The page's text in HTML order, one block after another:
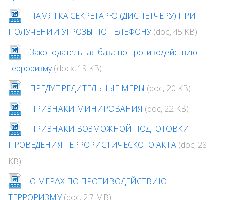
ПАМЯТКА СЕКРЕТАРЮ (ДИСПЕТЧЕРУ) ПРИ
ПОЛУЧЕНИИ УГРОЗЫ ПО ТЕЛЕФОНУ (doc, 45 KB)
Законодательная база по противодействию
терроризму (docx, 19 KB)
ПРЕДУПРЕДИТЕЛЬНЫЕ МЕРЫ (doc, 20 KB)
ПРИЗНАКИ МИНИРОВАНИЯ (doc, 22 KB)
ПРИЗНАКИ ВОЗМОЖНОЙ ПОДГОТОВКИ
ПРОВЕДЕНИЯ ТЕРРОРИСТИЧЕСКОГО АКТА (doc, 28
KB)
О МЕРАХ ПО ПРОТИВОДЕЙСТВИЮ
ТЕРРОРИЗМУ (doc, 2.7 MB)